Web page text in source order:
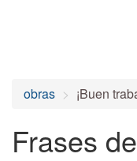
obras ¡Buen
Frases